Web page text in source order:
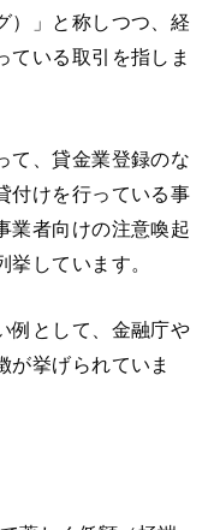
）」と称しつつ、経
ている取引を指しま
て、貸金業登録のな
付けを行っている事
業者向けの注意喚起
しています。
例として、金融庁や
が挙げられていま